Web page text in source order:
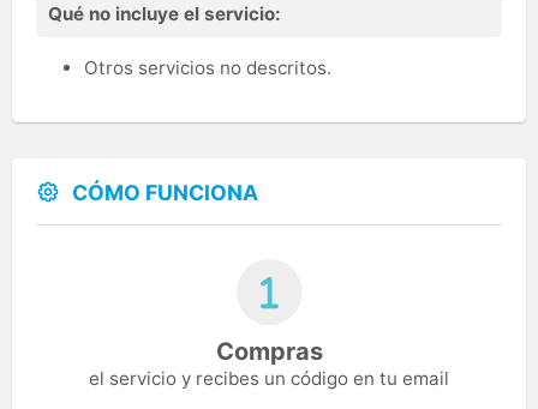
Qué no incluye el servicio:
Otros servicios no descritos.
CÓMO FUNCIONA
Compras
el servicio y recibes un código en tu email